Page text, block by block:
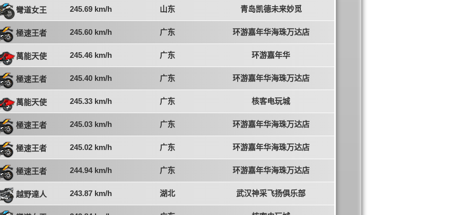
彎道女王 245.69 km/h 山东 青岛凯德未来妙觅
極速王者 245.60 km/h 广东 环游嘉年华海珠万达店
萬能天使 245.46 km/h 广东 环游嘉年华
極速王者 245.40 km/h 广东 环游嘉年华海珠万达店
萬能天使 245.33 km/h 广东 核客电玩城
極速王者 245.03 km/h 广东 环游嘉年华海珠万达店
極速王者 245.02 km/h 广东 环游嘉年华海珠万达店
極速王者 244.94 km/h 广东 环游嘉年华海珠万达店
越野達人 243.87 km/h 湖北 武汉神采飞扬俱乐部